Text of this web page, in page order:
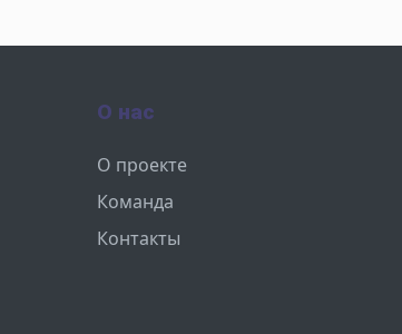
О нас
О проекте
Команда
Контакты